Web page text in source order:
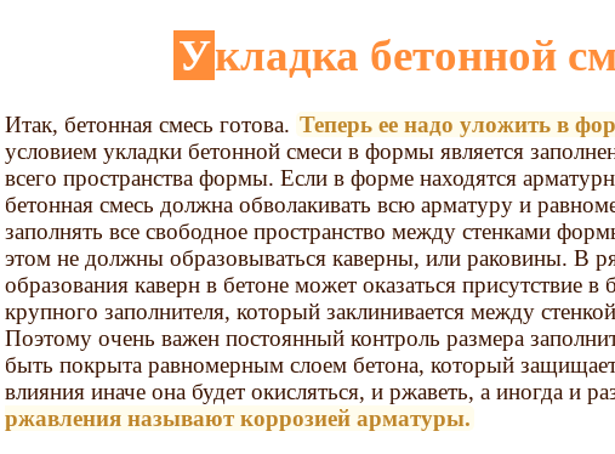
Укладка бетонной
Итак, бетонная смесь готова. Теперь ее надо уложить в
условием укладки бетонной смеси в формы является
всего пространства формы. Если в форме находятся
бетонная смесь должна обволакивать всю арматуру и
заполнять все свободное пространство между стенками
этом не должны образовываться каверны, или раковины. В
образования каверн в бетоне может оказаться присутствие в
крупного заполнителя, который заклинивается между
Поэтому очень важен постоянный контроль размера
быть покрыта равномерным слоем бетона, который
влияния иначе она будет окисляться, и ржаветь, а иногда и
ржавления называют коррозией арматуры.